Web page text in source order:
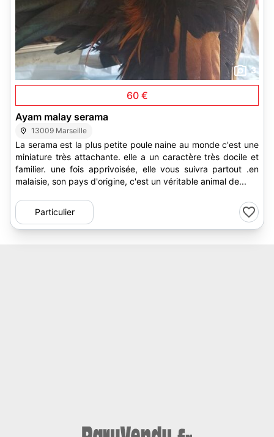
3
60 €
Ayam malay serama
13009 Marseille
La serama est la plus petite poule naine au monde c'est une
miniature très attachante. elle a un caractère très docile et
familier. une fois apprivoisée, elle vous suivra partout .en
malaisie, son pays d'origine, c'est un véritable animal de...
Particulier